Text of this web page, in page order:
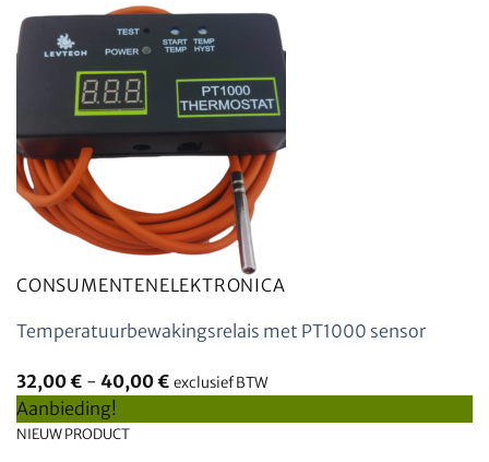
CONSUMENTENELEKTRONICA
Temperatuurbewakingsrelais met PT1000 sensor
32,00€ - 40,00€ exclusief BTW
Aanbieding!
NIEUW PRODUCT